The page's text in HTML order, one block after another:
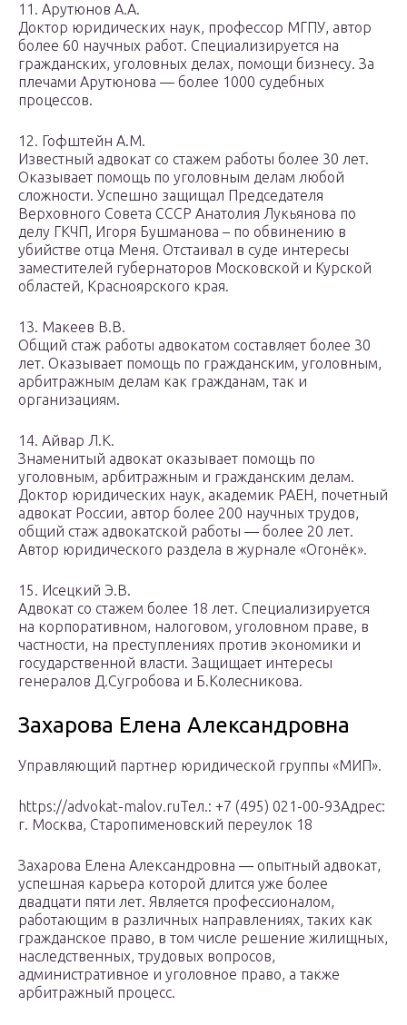
11. Арутюнов А.А.
Доктор юридических наук, профессор МГПУ, автор
более 60 научных работ. Специализируется на
гражданских, уголовных делах, помощи бизнесу. За
плечами Арутюнова — более 1000 судебных
процессов.
12. Гофштейн А.М.
Известный адвокат со стажем работы более 30 лет.
Оказывает помощь по уголовным делам любой
сложности. Успешно защищал Председателя
Верховного Совета СССР Анатолия Лукьянова по
делу ГКЧП, Игоря Бушманова – по обвинению в
убийстве отца Меня. Отстаивал в суде интересы
заместителей губернаторов Московской и Курской
областей, Красноярского края.
13. Макеев В.В.
Общий стаж работы адвокатом составляет более 30
лет. Оказывает помощь по гражданским, уголовным,
арбитражным делам как гражданам, так и
организациям.
14. Айвар Л.К.
Знаменитый адвокат оказывает помощь по
уголовным, арбитражным и гражданским делам.
Доктор юридических наук, академик РАЕН, почетный
адвокат России, автор более 200 научных трудов,
общий стаж адвокатской работы — более 20 лет.
Автор юридического раздела в журнале «Огонёк».
15. Исецкий Э.В.
Адвокат со стажем более 18 лет. Специализируется
на корпоративном, налоговом, уголовном праве, в
частности, на преступлениях против экономики и
государственной власти. Защищает интересы
генералов Д.Сугробова и Б.Колесникова.
Захарова Елена Александровна
Управляющий партнер юридической группы «МИП».
https://advokat-malov.ruТел.: +7 (495) 021-00-93Адрес:
г. Москва, Старопименовский переулок 18
Захарова Елена Александровна ― опытный адвокат,
успешная карьера которой длится уже более
двадцати пяти лет. Является профессионалом,
работающим в различных направлениях, таких как
гражданское право, в том числе решение жилищных,
наследственных, трудовых вопросов,
административное и уголовное право, а также
арбитражный процесс.